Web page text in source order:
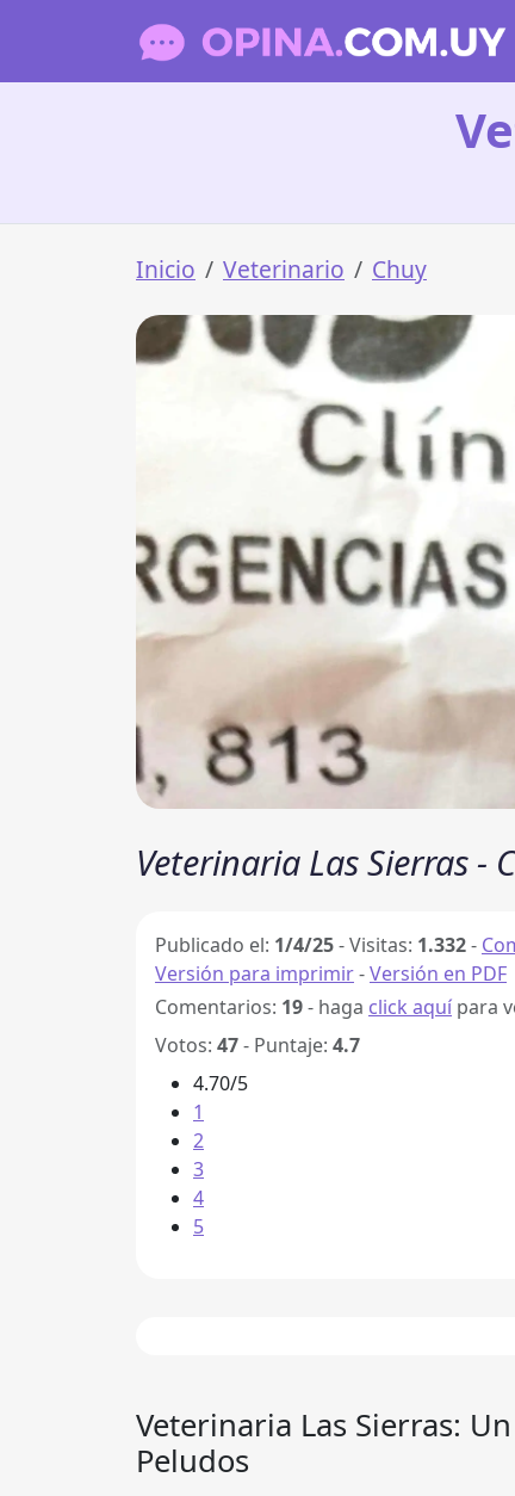
Inicio Veterinario Chuy
Veterinaria Las Sierras -
Publicado el: 1/4/25-Visitas: 1.332-
Versión para imprimir-Versión en PDF
Comentarios: 19- haga click aquí para
Votos: 47- Puntaje: 4.7
4.70/5
1
2
3
4
5
Veterinaria Las Sierras:
Peludos